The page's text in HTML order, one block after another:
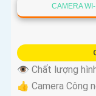
CAMERA
👁 Chất lượng
👍 Camera Công